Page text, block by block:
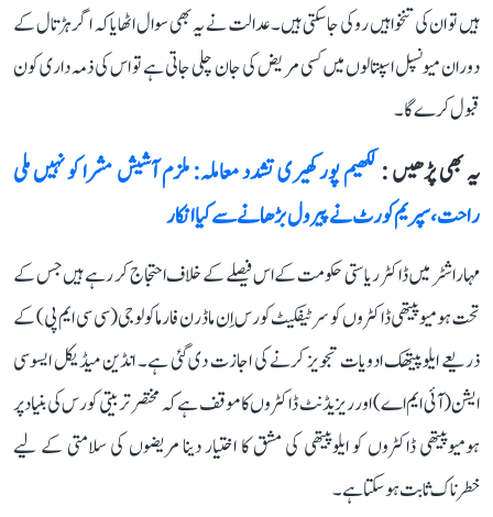
ہیں تو ان کی تنخواہیں روکی جا سکتی ہیں۔ عدالت نے یہ بھی سوال اٹھایا کہ اگر ہڑتال کے
دوران میونسپل اسپتالوں میں کسی مریض کی جان چلی جاتی ہے تو اس کی ذمہ داری کون
قبول کرے گا۔
یہ بھی پڑھیں : لکھیم پور کھیری تشدد معاملہ: ملزم آشیش مشرا کو نہیں ملی
راحت، سپریم کورٹ نے پیرول بڑھانے سے کیا انکار
مہاراشٹر میں ڈاکٹر ریاستی حکومت کے اس فیصلے کے خلاف احتجاج کر رہے ہیں جس کے
تحت ہومیوپیتھی ڈاکٹروں کو سرٹیفکیٹ کورس اِن ماڈرن فارماکولوجی (سی سی ایم پی) کے
ذریعے ایلوپیتھک ادویات تجویز کرنے کی اجازت دی گئی ہے۔ انڈین میڈیکل ایسوسی
ایشن (آئی ایم اے) اور ریزیڈنٹ ڈاکٹروں کا موقف ہے کہ مختصر تربیتی کورس کی بنیاد پر
ہومیوپیتھی ڈاکٹروں کو ایلوپیتھی کی مشق کا اختیار دینا مریضوں کی سلامتی کے لیے
خطرناک ثابت ہو سکتا ہے۔